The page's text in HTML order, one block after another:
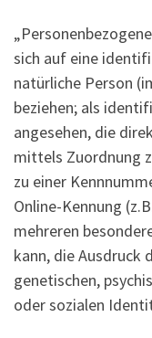
sich auf eine
natürliche Person
beziehen; als
angesehen, die
mittels Zuordnung
zu einer
Online-Kennung
mehreren
kann, die Ausdruck
genetischen,
oder sozialen